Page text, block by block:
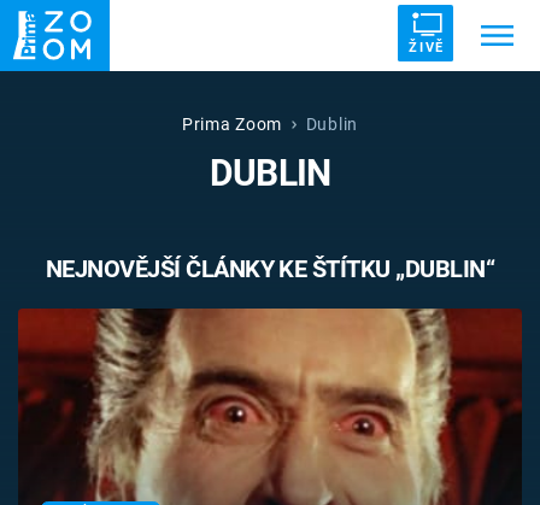
ŽIVĚ
UFO DRUHÁ SVĚTOVÁ VÁLKA
VETŘELCI DÁVNOVĚKU
Témata
Témata
Pořady
Prima Zoom Dublin
DUBLIN
NEJNOVĚJŠÍ ČLÁNKY KE ŠTÍTKU „DUBLIN“